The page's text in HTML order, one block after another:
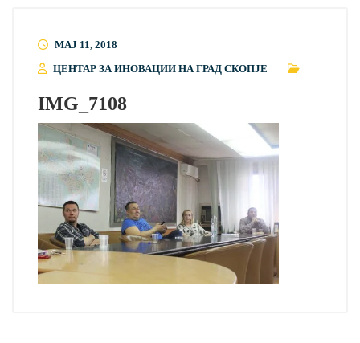
МАЈ 11, 2018
ЦЕНТАР ЗА ИНОВАЦИИ НА ГРАД СКОПЈЕ
IMG_7108